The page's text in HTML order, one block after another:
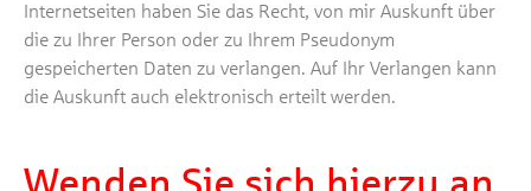
Internetseiten haben Sie das Recht, von mir Auskunft über
die zu Ihrer Person oder zu Ihrem Pseudonym
gespeicherten Daten zu verlangen. Auf Ihr Verlangen kann
die Auskunft auch elektronisch erteilt werden.